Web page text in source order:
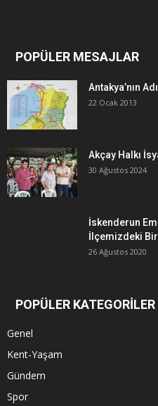
POPÜLER MESAJLAR
Antakya’nın
22 Ocak 2013
Akçay Halkı
30 Ağustos 2024
İskenderun
İlçemizdeki Bir
26 Ağustos 2020
POPÜLER KATEGORİLER
Genel
Kent-Yaşam
Gündem
Spor